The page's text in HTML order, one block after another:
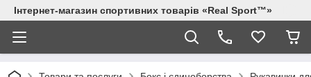
Інтернет-магазин спортивних товарів «Real Sport™»